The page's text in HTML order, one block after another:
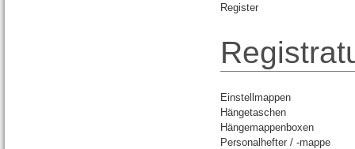
Register
Einstellmappen
Hängetaschen
Hängemappenboxen
Personalhefter / -mappe